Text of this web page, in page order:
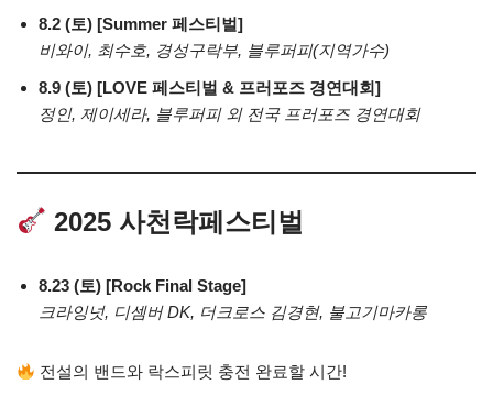
8.2 (토) [Summer 페스티벌]
비와이, 최수호, 경성구락부, 블루퍼피(지역가수)
8.9 (토) [LOVE 페스티벌 & 프러포즈 경연대회]
정인, 제이세라, 블루퍼피 외 전국 프러포즈 경연대회
2025 사천락페스티벌
8.23 (토) [Rock Final Stage]
크라잉넛, 디셈버 DK, 더크로스 김경현, 불고기마카롱
전설의 밴드와 락스피릿 충전 완료할 시간!